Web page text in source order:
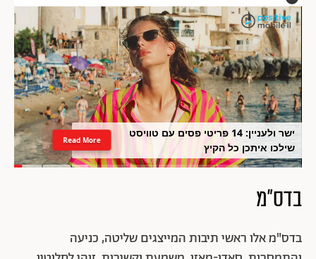
ישר ולעניין: 14 פריטי פסים עם טוויסט
שילכו איתכן כל הקיץ
Read More
בדס"מ
בדס"מ אלו ראשי תיבות המייצגים שליטה, כניעה